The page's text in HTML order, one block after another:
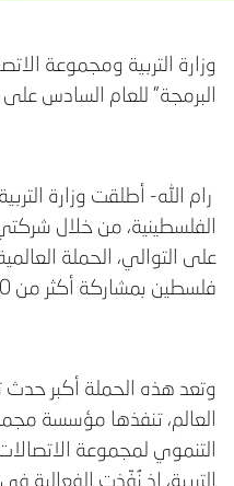
وزارة التربية ومجموعة
البرمجة" للعام السادس على
رام الله- أطلقت وزارة
الفلسطينية، من خلال
على التوالي، الحملة
فلسطين بمشاركة أكثر من 180 دولة حول العالم.
وتعد هذه الحملة أكبر
العالم، تنفذها مؤسسة
التنموي لمجموعة
التربية، إذ نُفّذت الفعالية